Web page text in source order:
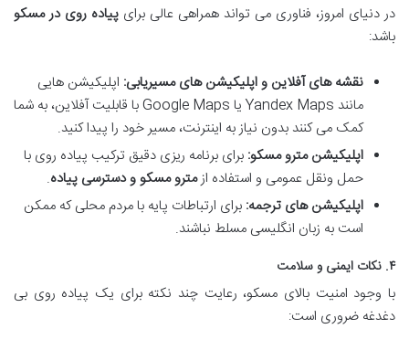
در دنیای امروز، فناوری می تواند همراهی عالی برای پیاده روی در مسکو
باشد:
نقشه های آفلاین و اپلیکیشن های مسیریابی: اپلیکیشن هایی
مانند Yandex Maps یا Google Maps با قابلیت آفلاین، به شما
کمک می کنند بدون نیاز به اینترنت، مسیر خود را پیدا کنید.
اپلیکیشن مترو مسکو: برای برنامه ریزی دقیق ترکیب پیاده روی با
حمل ونقل عمومی و استفاده ازمترو مسکو و دسترسی پیاده.
اپلیکیشن های ترجمه: برای ارتباطات پایه با مردم محلی که ممکن
است به زبان انگلیسی مسلط نباشند.
۴. نکات ایمنی و سلامت
با وجود امنیت بالای مسکو، رعایت چند نکته برای یک پیاده روی بی
دغدغه ضروری است: